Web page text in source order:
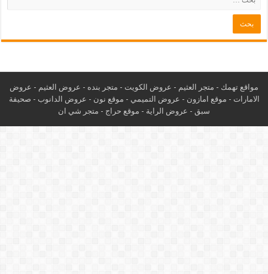
مواقع تهمك - متجر العثيم - عروض الكويت - متجر بنده - عروض العثيم - عروض
الامارات - موقع امازون - عروض التميمي - موقع نون - عروض الدانوب - صحيفة
سبق - عروض الراية - موقع حراج - متجر شي ان